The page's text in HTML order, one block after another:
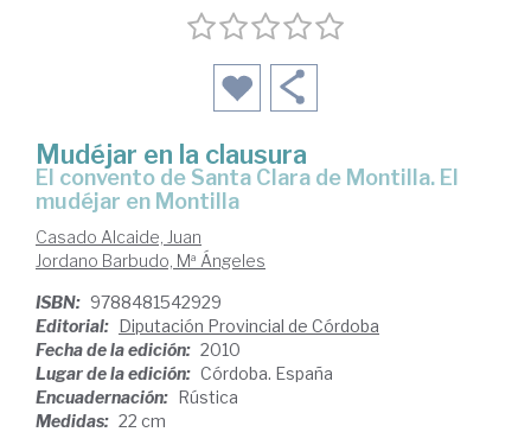
Mudéjar en la clausura
el convento de Santa Clara de Montilla. El
mudéjar en Montilla
Casado Alcaide, Juan
Jordano Barbudo, Mª Ángeles
ISBN: 9788481542929
Editorial: Diputación Provincial de Córdoba
Fecha de la edición: 2010
Lugar de la edición: Córdoba. España
Encuadernación: Rústica
Medidas: 22 cm